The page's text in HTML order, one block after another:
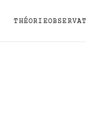
THÉORIE